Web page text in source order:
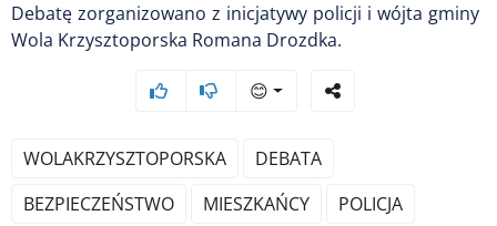
Debatę zorganizowano z inicjatywy policji i wójta gminy
Wola Krzysztoporska Romana Drozdka.
😊
WOLAKRZYSZTOPORSKA
DEBATA
BEZPIECZEŃSTWO
MIESZKAŃCY POLICJA